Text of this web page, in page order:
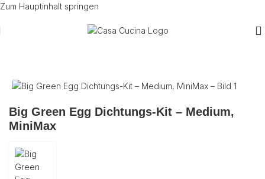
Zum Hauptinhalt springen
Big Green Egg Dichtungs-Kit – Medium,
MiniMax